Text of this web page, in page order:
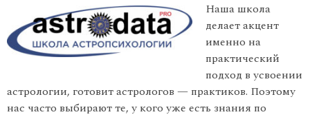
Наша школа
делает акцент
именно на
практический
подход в усвоении
астрологии, готовит астрологов — практиков. Поэтому
нас часто выбирают те, у кого уже есть знания по